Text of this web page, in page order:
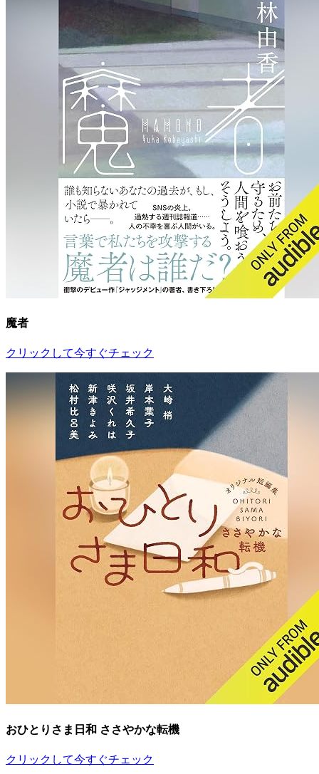
魔者
クリックして今すぐチェック
おひとりさま日和 ささやかな転機
クリックして今すぐチェック